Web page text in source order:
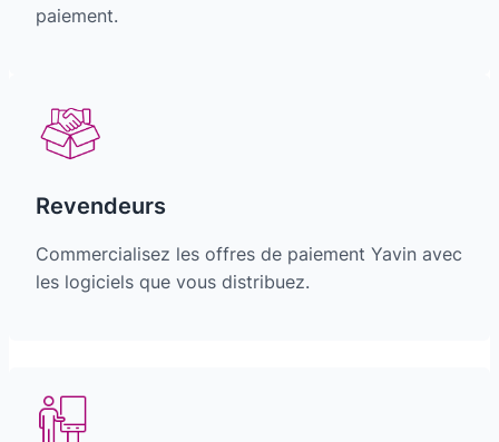
paiement.
Revendeurs
Commercialisez les offres de paiement Yavin avec
les logiciels que vous distribuez.